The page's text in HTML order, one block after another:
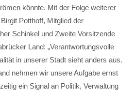
könnte. Mit der Folge weiterer
Potthoff, Mitglied der
Schinkel und Zweite Vorsitzende
Land: „Verantwortungsvolle
in unserer Stadt sieht anders aus.
nehmen wir unsere Aufgabe ernst
ein Signal an Politik, Verwaltung